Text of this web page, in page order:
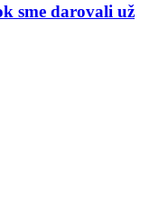
sme darovali už